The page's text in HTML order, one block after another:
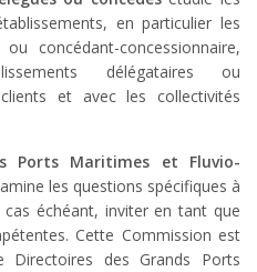
en particulier les
concédant-concessionnaire,
délégataires ou
et avec les collectivités
Ports Maritimes et Fluvio-
les questions spécifiques à
échéant, inviter en tant que
Cette Commission est
Directoires des Grands Ports